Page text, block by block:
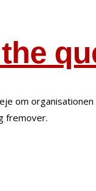
fremover.